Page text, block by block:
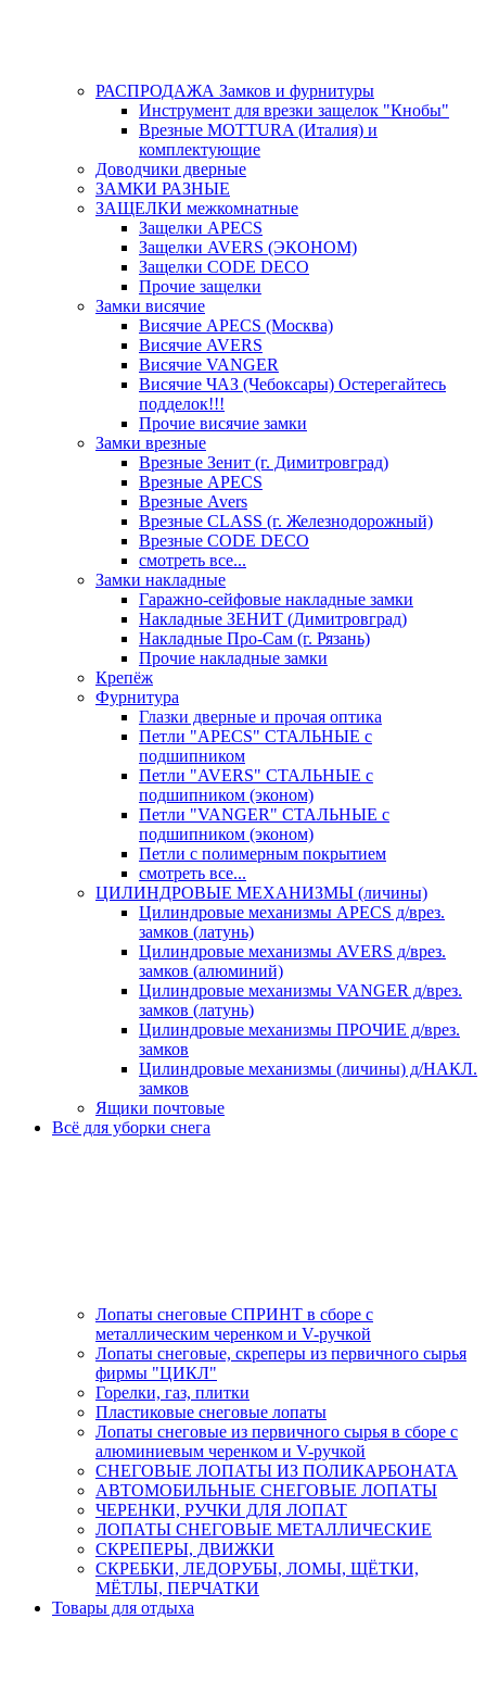
РАСПРОДАЖА Замков и фурнитуры
Инструмент для врезки защелок "Кнобы"
Врезные MOTTURA (Италия) и
комплектующие
Доводчики дверные
ЗАМКИ РАЗНЫЕ
ЗАЩЕЛКИ межкомнатные
Защелки APECS
Защелки AVERS (ЭКОНОМ)
Защелки CODE DECO
Прочие защелки
Замки висячие
Висячие APECS (Москва)
Висячие AVERS
Висячие VANGER
Висячие ЧАЗ (Чебоксары) Остерегайтесь
подделок!!!
Прочие висячие замки
Замки врезные
Врезные Зенит (г. Димитровград)
Врезные APECS
Врезные Avers
Врезные CLASS (г. Железнодорожный)
Врезные CODE DECO
смотреть все...
Замки накладные
Гаражно-сейфовые накладные замки
Накладные ЗЕНИТ (Димитровград)
Накладные Про-Сам (г. Рязань)
Прочие накладные замки
Крепёж
Фурнитура
Глазки дверные и прочая оптика
Петли "APECS" СТАЛЬНЫЕ с
подшипником
Петли "AVERS" СТАЛЬНЫЕ с
подшипником (эконом)
Петли "VANGER" СТАЛЬНЫЕ с
подшипником (эконом)
Петли с полимерным покрытием
смотреть все...
ЦИЛИНДРОВЫЕ МЕХАНИЗМЫ (личины)
Цилиндровые механизмы APECS д/врез.
замков (латунь)
Цилиндровые механизмы AVERS д/врез.
замков (алюминий)
Цилиндровые механизмы VANGER д/врез.
замков (латунь)
Цилиндровые механизмы ПРОЧИЕ д/врез.
замков
Цилиндровые механизмы (личины) д/НАКЛ.
замков
Ящики почтовые
Всё для уборки снега
Лопаты снеговые СПРИНТ в сборе с
металлическим черенком и V-ручкой
Лопаты снеговые, скреперы из первичного сырья
фирмы "ЦИКЛ"
Горелки, газ, плитки
Пластиковые снеговые лопаты
Лопаты снеговые из первичного сырья в сборе с
алюминиевым черенком и V-ручкой
СНЕГОВЫЕ ЛОПАТЫ ИЗ ПОЛИКАРБОНАТА
АВТОМОБИЛЬНЫЕ СНЕГОВЫЕ ЛОПАТЫ
ЧЕРЕНКИ, РУЧКИ ДЛЯ ЛОПАТ
ЛОПАТЫ СНЕГОВЫЕ МЕТАЛЛИЧЕСКИЕ
СКРЕПЕРЫ, ДВИЖКИ
СКРЕБКИ, ЛЕДОРУБЫ, ЛОМЫ, ЩЁТКИ,
МЁТЛЫ, ПЕРЧАТКИ
Товары для отдыха